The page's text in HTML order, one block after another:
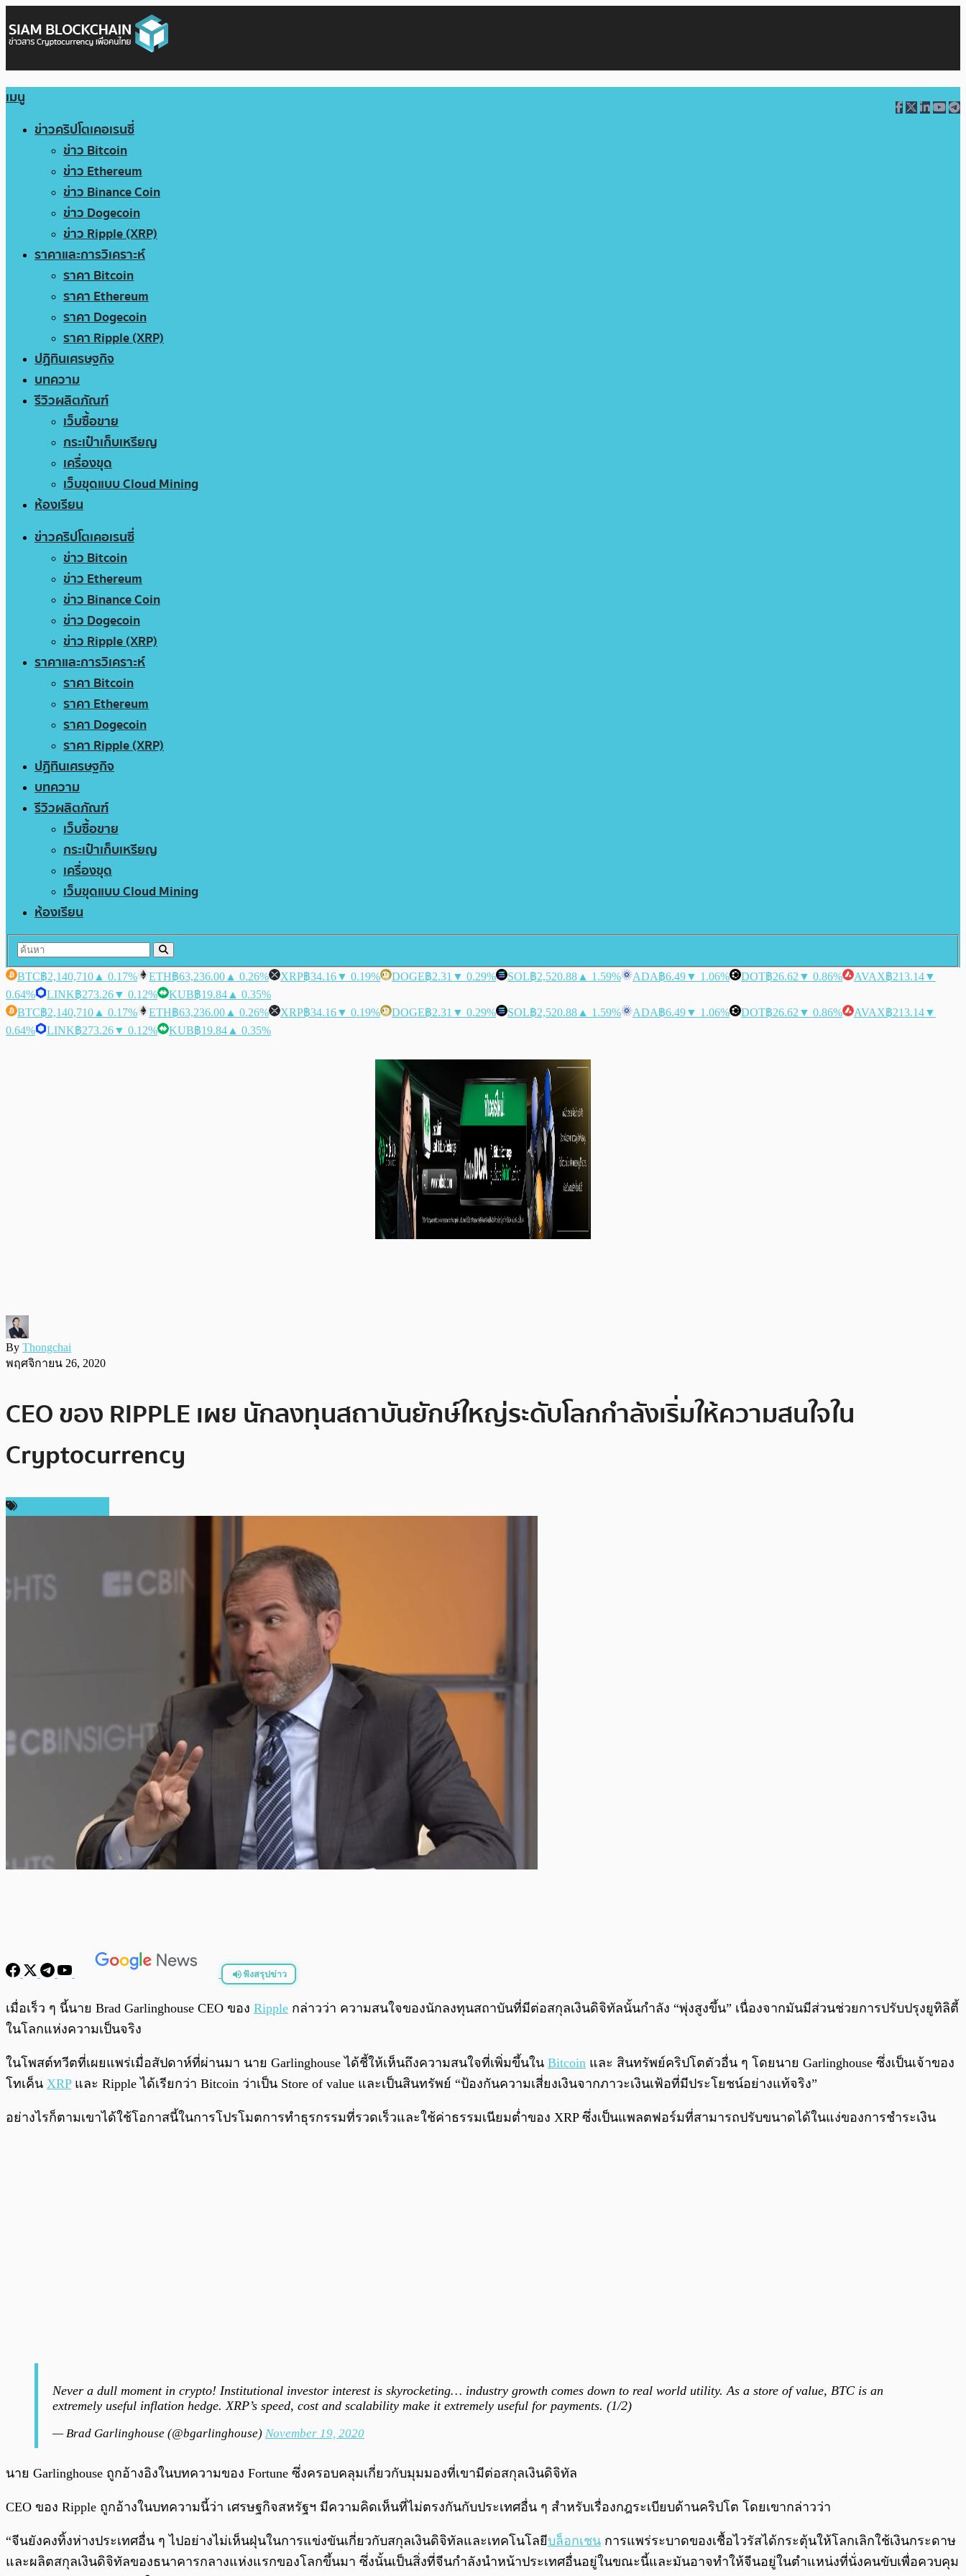
เมนู
ข่าวคริปโตเคอเรนซี่
ข่าว Bitcoin
ข่าว Ethereum
ข่าว Binance Coin
ข่าว Dogecoin
ข่าว Ripple (XRP)
ราคาและการวิเคราะห์
ราคา Bitcoin
ราคา Ethereum
ราคา Dogecoin
ราคา Ripple (XRP)
ปฏิทินเศรษฐกิจ
บทความ
รีวิวผลิตภัณฑ์
เว็บซื้อขาย
กระเป๋าเก็บเหรียญ
เครื่องขุด
เว็บขุดแบบ Cloud Mining
ห้องเรียน
ข่าวคริปโตเคอเรนซี่
ข่าว Bitcoin
ข่าว Ethereum
ข่าว Binance Coin
ข่าว Dogecoin
ข่าว Ripple (XRP)
ราคาและการวิเคราะห์
ราคา Bitcoin
ราคา Ethereum
ราคา Dogecoin
ราคา Ripple (XRP)
ปฏิทินเศรษฐกิจ
บทความ
รีวิวผลิตภัณฑ์
เว็บซื้อขาย
กระเป๋าเก็บเหรียญ
เครื่องขุด
เว็บขุดแบบ Cloud Mining
ห้องเรียน
BTC฿2,140,710 ▲ 0.17% ETH฿63,236.00 ▲ 0.26% XRP฿34.16▼ 0.19% DOGE฿2.31 ▼ 0.29% SOL฿2,520.88 ▲ 1.59% ADA฿6.49▼ 1.06% DOT฿26.62 ▼ 0.86% AVAX฿213.14▼
0.64%
LINK฿273.26▼ 0.12% KUB฿19.84 ▲ 0.35%
BTC฿2,140,710 ▲ 0.17% ETH฿63,236.00 ▲ 0.26% XRP฿34.16▼ 0.19% DOGE฿2.31 ▼ 0.29% SOL฿2,520.88 ▲ 1.59% ADA฿6.49▼ 1.06% DOT฿26.62 ▼ 0.86% AVAX฿213.14▼
0.64%
LINK฿273.26▼ 0.12% KUB฿19.84 ▲ 0.35%
By Thongchai
พฤศจิกายน 26, 2020
CEO ของ RIPPLE เผย นักลงทุนสถาบันยักษ์ใหญ่ระดับโลกกำลังเริ่มให้ความสนใจใน
Cryptocurrency
ฟังสรุปข่าว
พร้อมเล่น /0:00
เมื่อเร็ว ๆ นี้นาย Brad Garlinghouse CEO ของ Ripple กล่าวว่า ความสนใจของนักลงทุนสถาบันที่มีต่อสกุลเงินดิจิทัลนั้นกำลัง “พุ่งสูงขึ้น” เนื่องจากมันมีส่วนช่วยการปรับปรุงยูทิลิตี้
ในโลกแห่งความเป็นจริง
ในโพสต์ทวีตที่เผยแพร่เมื่อสัปดาห์ที่ผ่านมา นาย Garlinghouse ได้ชี้ให้เห็นถึงความสนใจที่เพิ่มขึ้นใน Bitcoin และ สินทรัพย์คริปโตตัวอื่น ๆ โดยนาย Garlinghouse ซึ่งเป็นเจ้าของ
โทเค็น XRPและ Ripple ได้เรียกว่า Bitcoin ว่าเป็น Store of value และเป็นสินทรัพย์ “ป้องกันความเสี่ยงเงินจากภาวะเงินเฟ้อที่มีประโยชน์อย่างแท้จริง”
อย่างไรก็ตามเขาได้ใช้โอกาสนี้ในการโปรโมตการทำธุรกรรมที่รวดเร็วและใช้ค่าธรรมเนียมต่ำของ XRP ซึ่งเป็นแพลตฟอร์มที่สามารถปรับขนาดได้ในแง่ของการชำระเงิน
Never a dull moment in crypto! Institutional investor interest is skyrocketing… industry growth comes down to real world utility. As a store of value, BTC is an
extremely useful inflation hedge. XRP’s speed, cost and scalability make it extremely useful for payments. (1/2)
— Brad Garlinghouse (@bgarlinghouse) November 19, 2020
นาย Garlinghouse ถูกอ้างอิงในบทความของ Fortune ซึ่งครอบคลุมเกี่ยวกับมุมมองที่เขามีต่อสกุลเงินดิจิทัล
CEO ของ Ripple ถูกอ้างในบทความนี้ว่า เศรษฐกิจสหรัฐฯ มีความคิดเห็นที่ไม่ตรงกันกับประเทศอื่น ๆ สำหรับเรื่องกฎระเบียบด้านคริปโต โดยเขากล่าวว่า
“จีนยังคงทิ้งห่างประเทศอื่น ๆ ไปอย่างไม่เห็นฝุ่นในการแข่งขันเกี่ยวกับสกุลเงินดิจิทัลและเทคโนโลยีบล็อกเชน การแพร่ระบาดของเชื้อไวรัสได้กระตุ้นให้โลกเลิกใช้เงินกระดาษ
และผลิตสกุลเงินดิจิทัลของธนาคารกลางแห่งแรกของโลกขึ้นมา ซึ่งนั้นเป็นสิ่งที่จีนกำลังนำหน้าประเทศอื่นอยู่ในขณะนี้และมันอาจทำให้จีนอยู่ในตำแหน่งที่นั่งคนขับเพื่อควบคุม